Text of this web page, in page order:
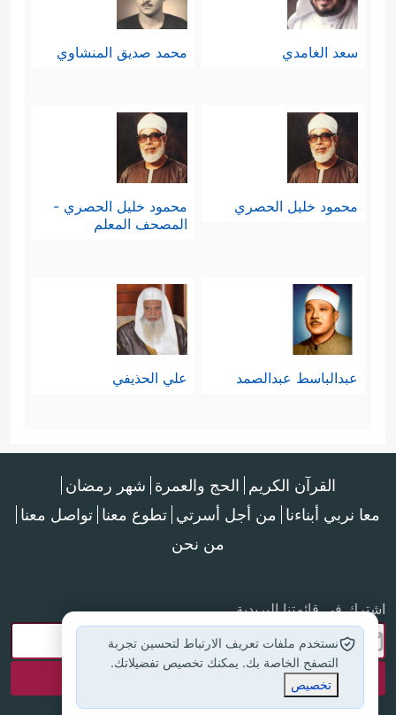
سعد الغامدي محمد صديق المنشاوي
محمود خليل الحصري
محمود خليل الحصري -
المصحف المعلم
عبدالباسط عبدالصمد علي الحذيفي
القرآن الكريم الحج والعمرة شهر رمضان
معا نربي أبناءنا من أجل أسرتي تطوع معنا تواصل معنا
من نحن
اشترك في قائمتنا البريدية
نستخدم ملفات تعريف الارتباط لتحسين تجربة
التصفح الخاصة بك. يمكنك تخصيص تفضيلاتك.
تخصيص